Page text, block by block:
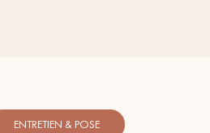
ENTRETIEN & POSE